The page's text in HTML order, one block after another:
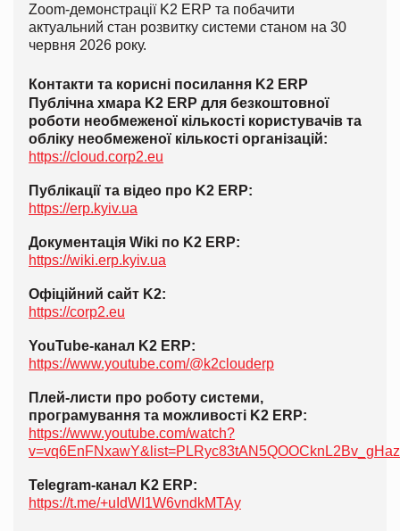
Zoom-демонстрації K2 ERP та побачити
актуальний стан розвитку системи станом на 30
червня 2026 року.
Контакти та корисні посилання K2 ERP
Публічна хмара K2 ERP для безкоштовної
роботи необмеженої кількості користувачів та
обліку необмеженої кількості організацій:
https://cloud.corp2.eu
Публікації та відео про K2 ERP:
https://erp.kyiv.ua
Документація Wiki по K2 ERP:
https://wiki.erp.kyiv.ua
Офіційний сайт K2:
https://corp2.eu
YouTube-канал K2 ERP:
https://www.youtube.com/@k2clouderp
Плей-листи про роботу системи,
програмування та можливості K2 ERP:
https://www.youtube.com/watch?
Telegram-канал K2 ERP:
https://t.me/+uIdWI1W6vndkMTAy